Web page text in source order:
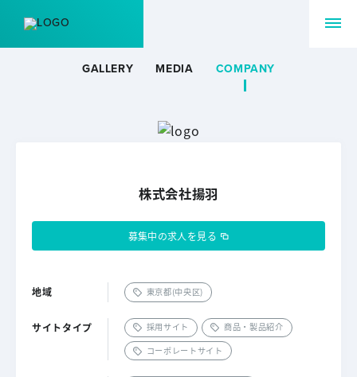
GALLERY MEDIA COMPANY
株式会社揚羽
募集中の求人を見る
地域 東京都(中央区)
サイトタイプ 採用サイト
商品・製品紹介
コーポレートサイト